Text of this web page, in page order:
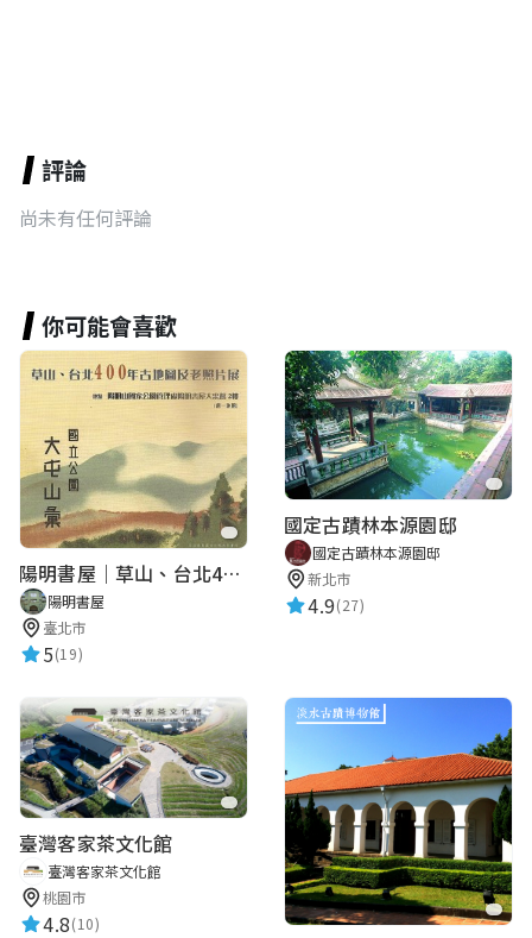
評論
尚未有任何評論
你可能會喜歡
陽明書屋｜草山、台北400年古地圖老照片展｜智慧導覽
陽明書屋
臺北市
5(19)
國定古蹟林本源園邸
國定古蹟林本源園邸
新北市
4.9(27)
臺灣客家茶文化館
臺灣客家茶文化館
桃園市
4.8(10)